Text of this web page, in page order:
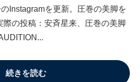
Instagramを更新。圧巻の美脚を
際の投稿：安斉星来、圧巻の美脚
続きを読む